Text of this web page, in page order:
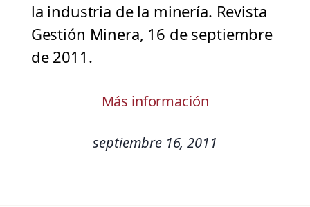
la industria de la minería. Revista
Gestión Minera, 16 de septiembre
de 2011.
Más información
septiembre 16, 2011